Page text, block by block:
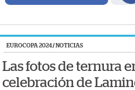
EUROCOPA 2024/NOTICIAS
Las fotos de ternura
celebración de